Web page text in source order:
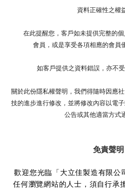
資料正確性之權
在此提醒您，客戶如未提供完整的個
會員，或是享受各項相應的會員
如客戶提供之資料錯誤，亦
關於此份隱私權聲明，我們得隨時因應
技的進步進行修改，並將修改內容以電
公告或其他適當方式
免責聲明
歡迎您光臨「大立佳製造有限公
任何瀏覽網站的人士，須自行承